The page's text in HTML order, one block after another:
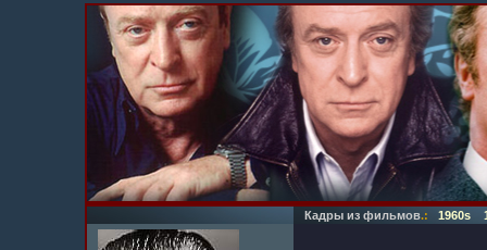
Кадры из фильмов.: 1960s